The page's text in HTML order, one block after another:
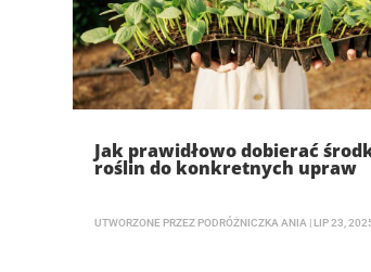
Jak prawidłowo dobierać
roślin do konkretnych upraw
UTWORZONE PRZEZ PODRÓŻNICZKA ANIA | LIP 23,